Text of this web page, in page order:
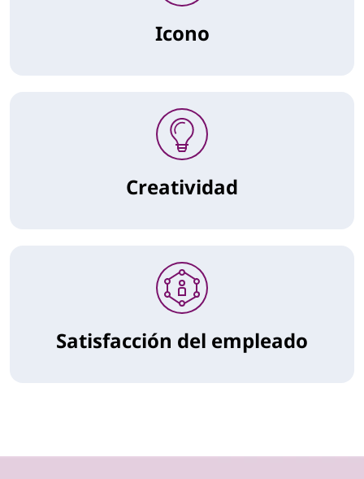
Icono
Creatividad
Satisfacción del empleado